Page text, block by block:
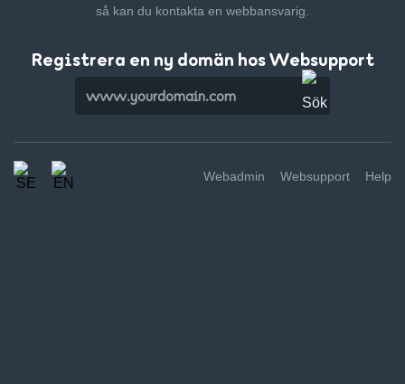
så kan du kontakta en webbansvarig.
Registrera en ny domän hos Websupport
Webadmin Websupport Help